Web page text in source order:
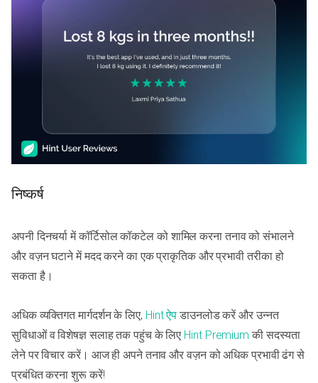
निष्कर्ष
अपनी दिनचर्या में कॉर्टिसोल कॉकटेल को शामिल करना तनाव को संभालने
और वज़न घटाने में मदद करने का एक प्राकृतिक और प्रभावी तरीका हो
सकता है।
अधिक व्यक्तिगत मार्गदर्शन के लिए, Hint ऐप डाउनलोड करें और उन्नत
सुविधाओं व विशेषज्ञ सलाह तक पहुंच के लिए Hint Premium की सदस्यता
लेने पर विचार करें। आज ही अपने तनाव और वज़न को अधिक प्रभावी ढंग से
प्रबंधित करना शुरू करें!